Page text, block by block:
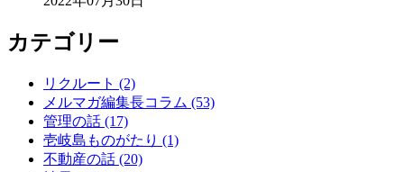
カテゴリー
リクルート (2)
メルマガ編集長コラム (53)
管理の話 (17)
壱岐島ものがたり (1)
不動産の話 (20)